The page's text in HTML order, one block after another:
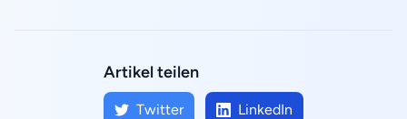
Artikel teilen
Twitter LinkedIn